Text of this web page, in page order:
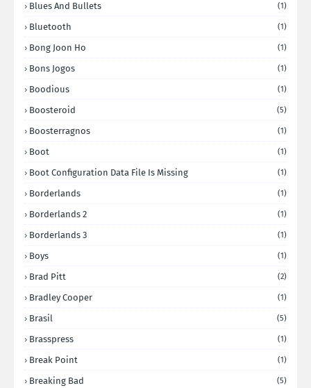
Blues And Bullets (1)
Bluetooth (1)
Bong Joon Ho (1)
Bons Jogos (1)
Boodious (1)
Boosteroid (5)
Boosterragnos (1)
Boot (1)
Boot Configuration Data File Is Missing (1)
Borderlands (1)
Borderlands 2 (1)
Borderlands 3 (1)
Boys (1)
Brad Pitt (2)
Bradley Cooper (1)
Brasil (5)
Brasspress (1)
Break Point (1)
Breaking Bad (5)